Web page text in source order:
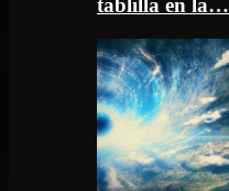
tablilla en la…